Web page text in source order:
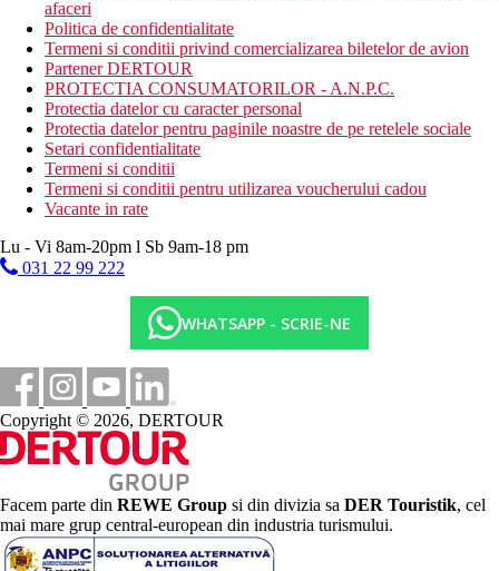
afaceri
Politica de confidentialitate
Termeni si conditii privind comercializarea biletelor de avion
Partener DERTOUR
PROTECTIA CONSUMATORILOR - A.N.P.C.
Protectia datelor cu caracter personal
Protectia datelor pentru paginile noastre de pe retelele sociale
Setari confidentialitate
Termeni si conditii
Termeni si conditii pentru utilizarea voucherului cadou
Vacante in rate
Lu - Vi 8am-20pm l Sb 9am-18 pm
031 22 99 222
WHATSAPP - SCRIE-NE
Copyright © 2026, DERTOUR
Facem parte din REWE Group si din divizia sa DER Touristik, cel
mai mare grup central-european din industria turismului.